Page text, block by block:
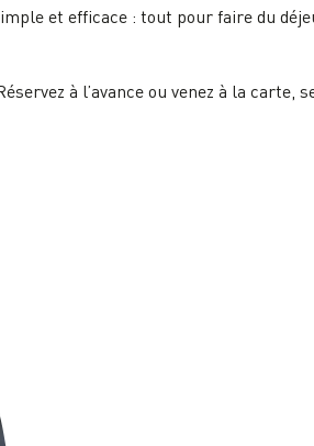
et efficace : tout pour faire du
à l’avance ou venez à la carte,